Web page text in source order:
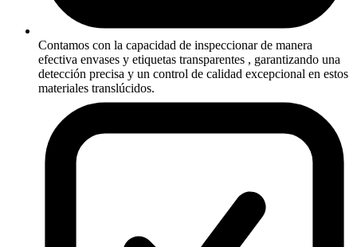
Contamos con la capacidad de inspeccionar de manera
efectiva envases y etiquetas transparentes , garantizando una
detección precisa y un control de calidad excepcional en estos
materiales translúcidos.